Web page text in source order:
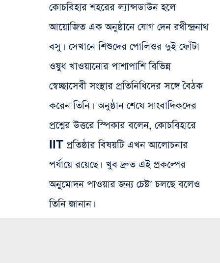
কোচবিহার শহরের ল্যান্সডাউন হলে
আয়োজিত এক অনুষ্ঠানে যোগ দেন রথীন্দ্রনাথ
বসু। সেখানে শিশুদের পোলিওর দুই ফোঁটা
ওষুধ খাওয়ানোর পাশাপাশি বিভিন্ন
স্বেচ্ছাসেবী সংস্থার প্রতিনিধিদের সঙ্গে বৈঠক
করেন তিনি। অনুষ্ঠান শেষে সাংবাদিকদের
প্রশ্নের উত্তরে স্পিকার বলেন, কোচবিহারে
IIT প্রতিষ্ঠার বিষয়টি এখন আলোচনার
পর্যায়ে রয়েছে। খুব দ্রুত এই প্রকল্পের
অনুমোদন পাওয়ার জন্য চেষ্টা চলছে বলেও
তিনি জানান।